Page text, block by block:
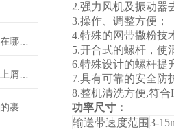
2.强力风机及振动器
3.操作、调整方便；
4.特殊的网带撒粉技
5.开合式的螺杆，使
6.特殊设计的螺杆提
7.具有可靠的安全防
8.整机清洗方便,符
功率尺寸：
输送带速度范围 3-